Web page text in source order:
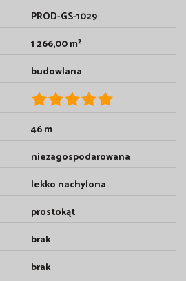
PROD-GS-1029
1 266,00 m²
budowlana
46 m
niezagospodarowana
lekko nachylona
prostokąt
brak
brak